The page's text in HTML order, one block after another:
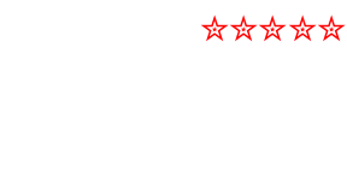
✮✮✮✮✮